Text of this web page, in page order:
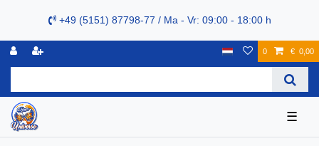
+49 (5151) 87798-77 / Ma - Vr: 09:00 - 18:00 h
0 € 0,00
☰